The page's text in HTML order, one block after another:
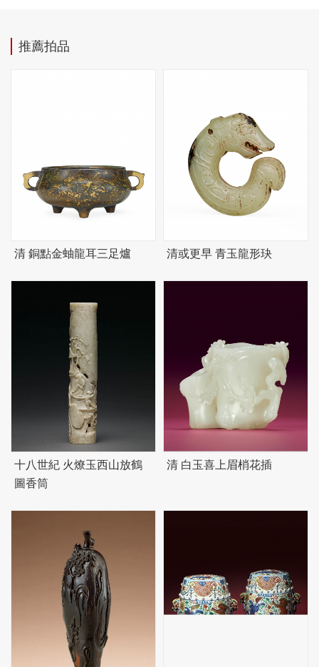
推薦拍品
清 銅點金蚰龍耳三足爐 清或更早 青玉龍形玦
十八世紀 火燎玉西山放鶴
圖香筒
清 白玉喜上眉梢花插